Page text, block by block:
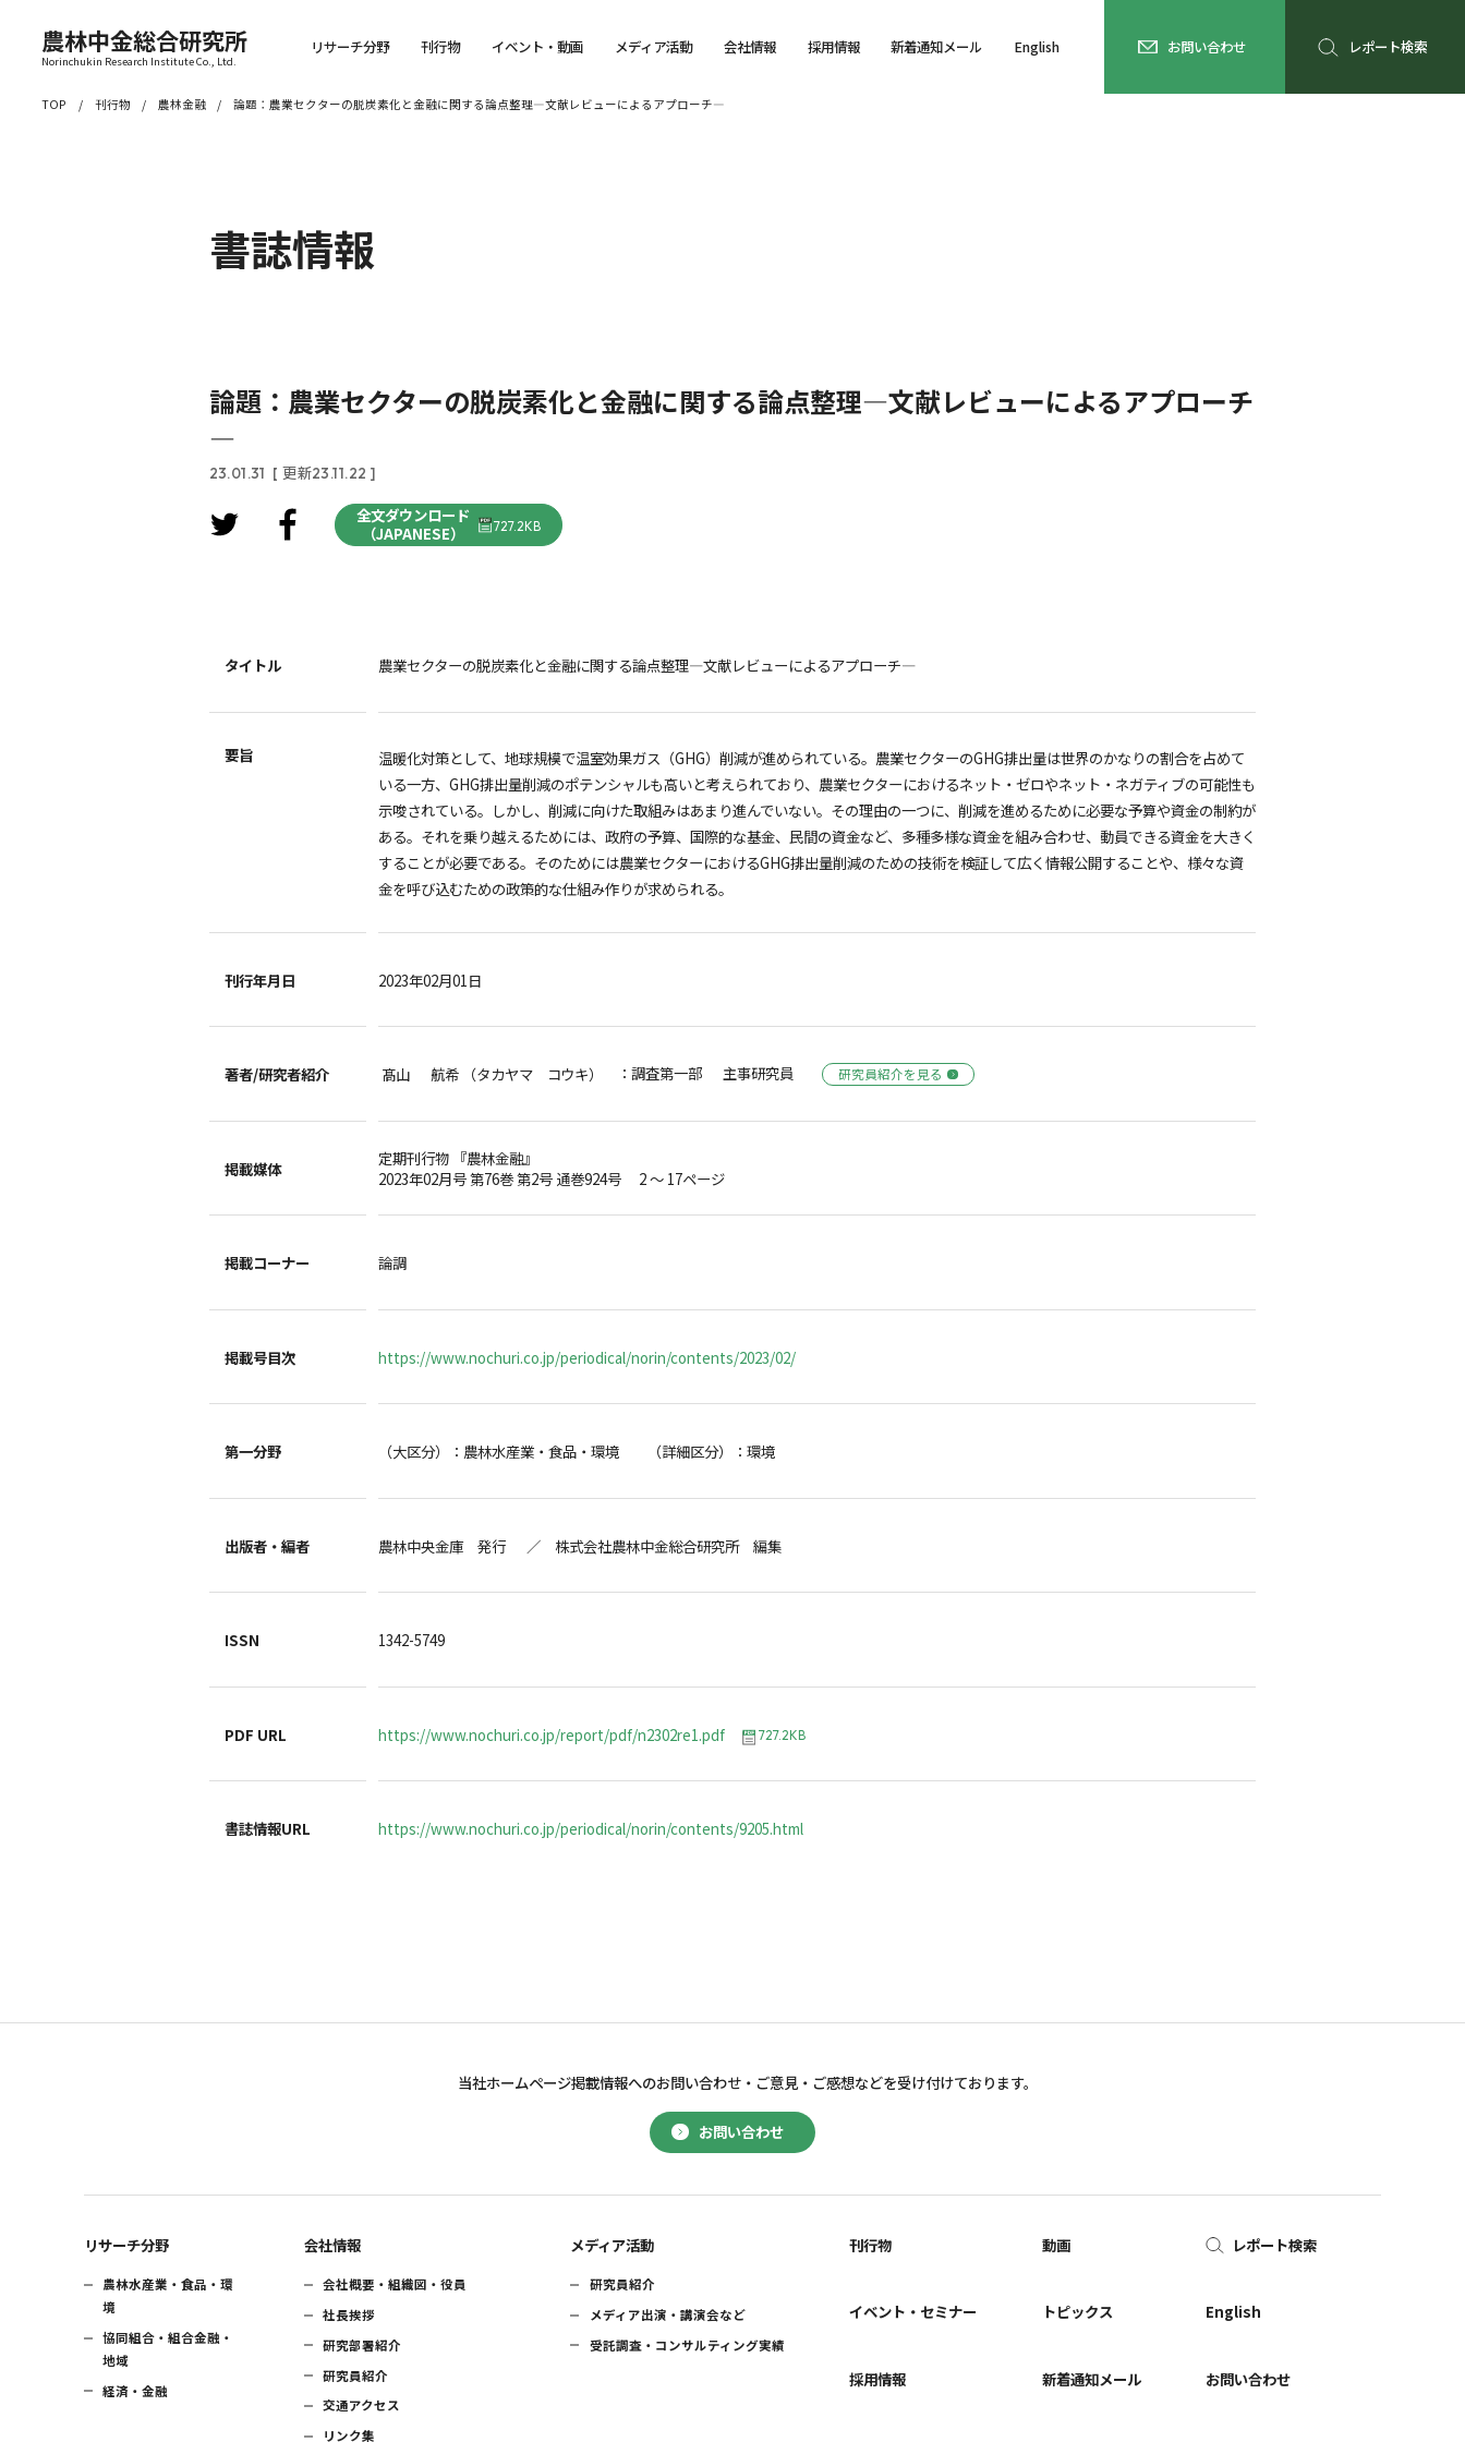
農林中金総合研究所
Norinchukin Research Institute Co., Ltd.
リサーチ分野 刊行物 イベント・動画 メディア活動 会社情報 採用情報 新着通知メール English お問い合わせ レポート検索
TOP 刊行物 農林金融 論題：農業セクターの脱炭素化と金融に関する論点整理―文献レビューによるアプローチ―
書誌情報
論題：農業セクターの脱炭素化と金融に関する論点整理―文献レビューによるアプローチ
―
23.01.31 [ 更新23.11.22 ]
全文ダウンロード
（JAPANESE）
727.2KB
タイトル 農業セクターの脱炭素化と金融に関する論点整理―文献レビューによるアプローチ―
要旨
温暖化対策として、地球規模で温室効果ガス（GHG）削減が進められている。農業セクターのGHG排出量は世界のかなりの割合を占めて
いる一方、GHG排出量削減のポテンシャルも高いと考えられており、農業セクターにおけるネット・ゼロやネット・ネガティブの可能性も
示唆されている。しかし、削減に向けた取組みはあまり進んでいない。その理由の一つに、削減を進めるために必要な予算や資金の制約が
ある。それを乗り越えるためには、政府の予算、国際的な基金、民間の資金など、多種多様な資金を組み合わせ、動員できる資金を大きく
することが必要である。そのためには農業セクターにおけるGHG排出量削減のための技術を検証して広く情報公開することや、様々な資
金を呼び込むための政策的な仕組み作りが求められる。
刊行年月日 2023年02月01日
著者/研究者紹介 髙山 航希 （タカヤマ コウキ） ：調査第一部 主事研究員 研究員紹介を見る
掲載媒体
定期刊行物 『農林金融』
2023年02月号 第76巻 第2号 通巻924号 2 ～ 17ページ
掲載コーナー 論調
掲載号目次 https://www.nochuri.co.jp/periodical/norin/contents/2023/02/
第一分野 （大区分）：農林水産業・食品・環境 （詳細区分）：環境
出版者・編者 農林中央金庫 発行 ／ 株式会社農林中金総合研究所 編集
ISSN 1342-5749
PDF URL https://www.nochuri.co.jp/report/pdf/n2302re1.pdf 727.2KB
書誌情報URL https://www.nochuri.co.jp/periodical/norin/contents/9205.html
お問い合わせ
当社ホームページ掲載情報へのお問い合わせ・ ご意見・ご感想などを受け付けております。
リサーチ分野
農林水産業・食品・環
境
協同組合・組合金融・
地域
経済・金融
会社情報
会社概要・組織図・役員
社長挨拶
研究部署紹介
研究員紹介
交通アクセス
リンク集
メディア活動
研究員紹介
メディア出演・講演会など
受託調査・コンサルティング実績
刊行物
イベント・セミナー
採用情報
動画
トピックス
新着通知メール
レポート検索
English
お問い合わせ